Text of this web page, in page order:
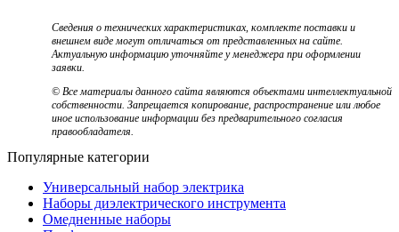
Сведения о технических характеристиках, комплекте поставки и
внешнем виде могут отличаться от представленных на сайте.
Актуальную информацию уточняйте у менеджера при оформлении
заявки.
© Все материалы данного сайта являются объектами интеллектуальной
собственности. Запрещается копирование, распространение или любое
иное использование информации без предварительного согласия
правообладателя.
Популярные категории
Универсальный набор электрика
Наборы диэлектрического инструмента
Омедненные наборы